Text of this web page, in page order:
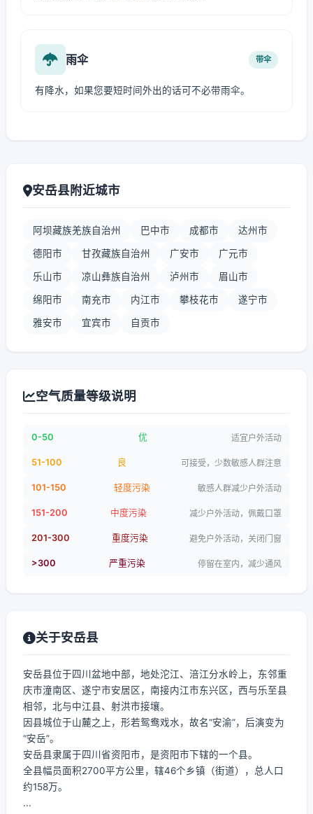
雨伞 带伞
有降水，如果您要短时间外出的话可不必带雨伞。
安岳县附近城市
阿坝藏族羌族自治州 巴中市 成都市 达州市
德阳市 甘孜藏族自治州 广安市 广元市
乐山市 凉山彝族自治州 泸州市 眉山市
绵阳市 南充市 内江市 攀枝花市 遂宁市
雅安市 宜宾市 自贡市
空气质量等级说明
0-50 优 适宜户外活动
51-100 良 可接受，少数敏感人群注意
101-150 轻度污染 敏感人群减少户外活动
151-200 中度污染 减少户外活动，佩戴口罩
201-300 重度污染 避免户外活动，关闭门窗
>300 严重污染 停留在室内，减少通风
关于安岳县
安岳县位于四川盆地中部，地处沱江、涪江分水岭上，东邻重
庆市潼南区、遂宁市安居区，南接内江市东兴区，西与乐至县
相邻，北与中江县、射洪市接壤。
因县城位于山麓之上，形若鸳鸯戏水，故名“安渝”，后演变为
“安岳”。
安岳县隶属于四川省资阳市，是资阳市下辖的一个县。
全县幅员面积2700平方公里，辖46个乡镇（街道），总人口
约158万。
...